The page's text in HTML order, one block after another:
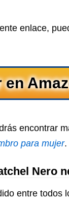
enlace,
encontrar
para mujer.
Nero
entre todos